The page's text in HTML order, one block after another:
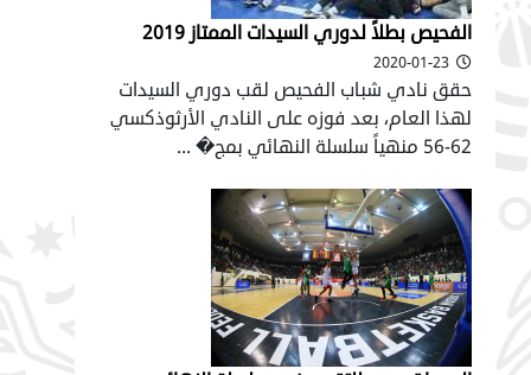
الفحيص بطلاً لدوري السيدات الممتاز 2019
حقق نادي شباب الفحيص لقب دوري السيدات
لهذا العام، بعد فوزه على النادي الأرثوذكسي
62-56 منهياً سلسلة النهائي بمج� ...